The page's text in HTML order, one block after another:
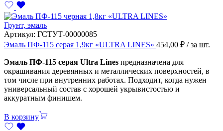
Грунт, эмаль
Артикул: ГСТУТ-00000085
Эмаль ПФ-115 серая 1,9кг «ULTRA LINES» 454,00 ₽ / за шт.
Эмаль ПФ-115 серая Ultra Lines предназначена для
окрашивания деревянных и металлических поверхностей, в
том числе при внутренних работах. Подходит, когда нужен
универсальный состав с хорошей укрывистостью и
аккуратным финишем.
В корзину